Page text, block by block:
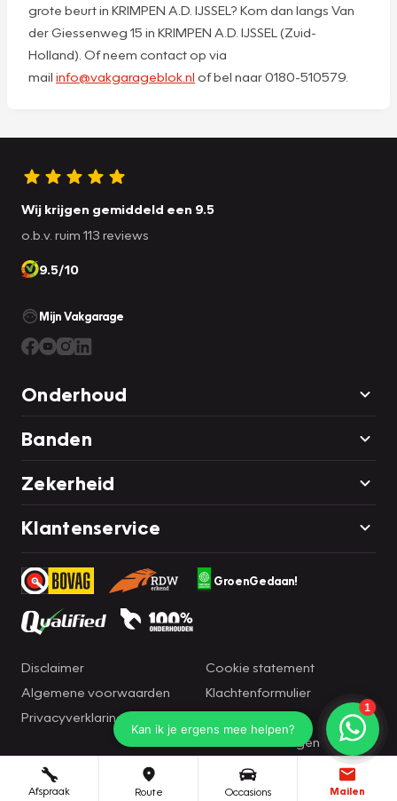
grote beurt in KRIMPEN A.D. IJSSEL? Kom dan langs Van
der Giessenweg 15 in KRIMPEN A.D. IJSSEL (Zuid-
Holland). Of neem contact op via
mail info@vakgarageblok.nl of bel naar 0180-510579.
Afspraak Route Occasions Mailen
Wij krijgen gemiddeld een 9.5
o.b.v. ruim 113 reviews
9.5/10
Mijn Vakgarage
Onderhoud
Banden
Zekerheid
Klantenservice
GroenGedaan!
Disclaimer
Algemene voorwaarden
Privacyverklaring
Cookie statement
Klachtenformulier
Brandportal
Cookie instellingen